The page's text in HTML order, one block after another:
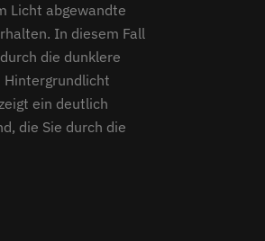
Licht abgewandte
In diesem Fall
die dunklere
Hintergrundlicht
ein deutlich
die Sie durch die